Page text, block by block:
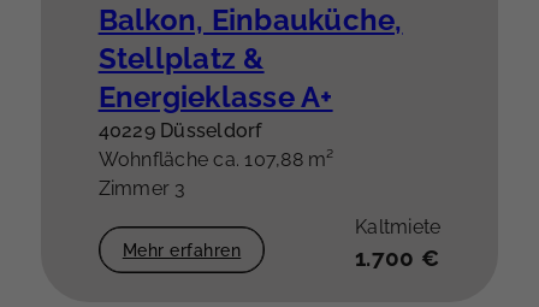
Balkon, Einbauküche,
Stellplatz &
Energieklasse A+
40229 Düsseldorf
Wohnfläche ca. 107,88 m²
Zimmer 3
Mehr erfahren
Kaltmiete
1.700 €